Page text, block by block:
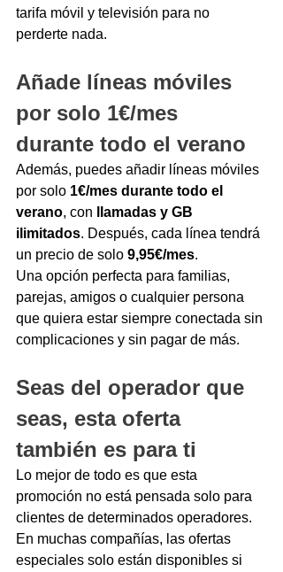
tarifa móvil y televisión para no
perderte nada.
Añade líneas móviles
por solo 1€/mes
durante todo el verano
Además, puedes añadir líneas móviles
por solo 1€/mes durante todo el
verano, con
llamadas y GB
ilimitados. Después, cada línea tendrá
un precio de solo 9,95€/mes.
Una opción perfecta para familias,
parejas, amigos o cualquier persona
que quiera estar siempre conectada sin
complicaciones y sin pagar de más.
Seas del operador que
seas, esta oferta
también es para ti
Lo mejor de todo es que esta
promoción no está pensada solo para
clientes de determinados operadores.
En muchas compañías, las ofertas
especiales solo están disponibles si